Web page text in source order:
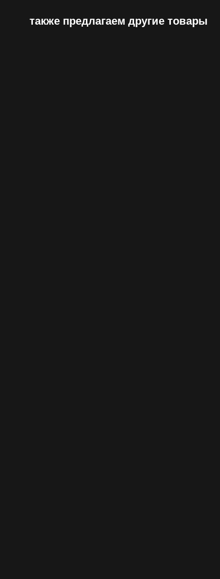
также предлагаем другие товары